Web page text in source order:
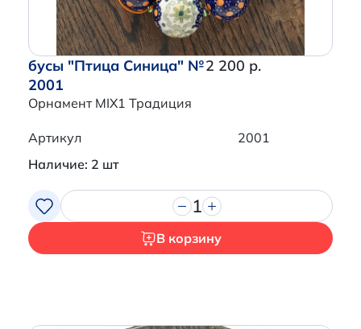
бусы "Птица Синица" №
2001
Орнамент MIX1 Традиция
2 200 р.
Артикул
2001
Наличие: 2 шт
1
В корзину